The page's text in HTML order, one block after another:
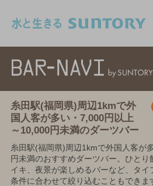
糸田駅(福岡県)周辺1kmで外
国人客が多い・7,000円以上
～10,000円未満のダーツバー
糸田駅(福岡県)周辺1kmで外国人客が
円未満のおすすめダーツバー。ひと
イキ、夜景が楽しめるバーなど、タ
条件に合わせて絞り込むこともでき